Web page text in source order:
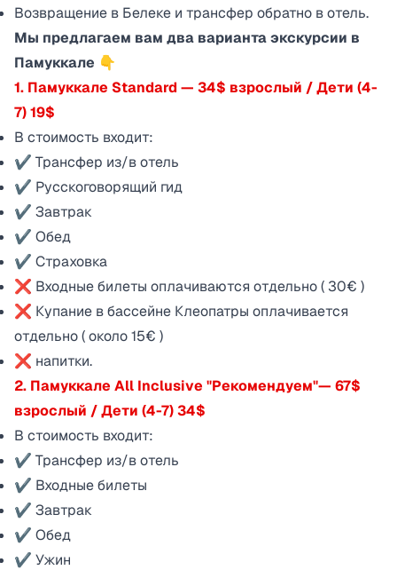
Возвращение в Белеке и трансфер обратно в отель.
Мы предлагаем вам два варианта экскурсии в
Памуккале 👇
1. Памуккале Standard — 34$ взрослый / Дети (4-
7) 19$
В стоимость входит:
✔ Трансфер из/в отель
✔ Русскоговорящий гид
✔ Завтрак
✔ Обед
✔ Страховка
❌ Входные билеты оплачиваются отдельно ( 30€ )
❌ Купание в бассейне Клеопатры оплачивается
отдельно ( около 15€ )
❌ напитки.
2. Памуккале All Inclusive "Рекомендуем"— 67$
взрослый / Дети (4-7) 34$
В стоимость входит:
✔ Трансфер из/в отель
✔ Входные билеты
✔ Завтрак
✔ Обед
✔ Ужин